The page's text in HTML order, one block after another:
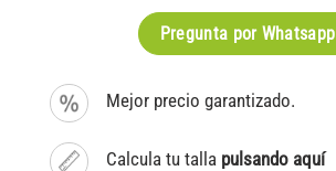
Pregunta por Whatsapp
Mejor precio garantizado.
Calcula tu talla pulsando aquí